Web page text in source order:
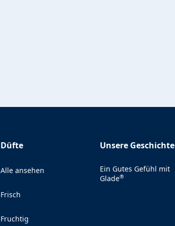
Düfte
Alle ansehen
Frisch
Fruchtig
Unsere Geschichte
Ein Gutes Gefühl mit
Glade®